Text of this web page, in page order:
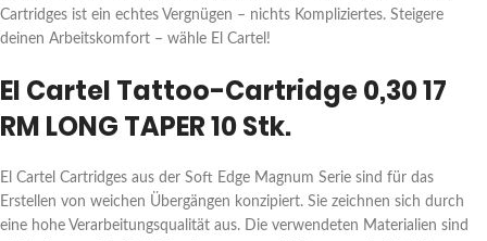
Cartridges ist ein echtes Vergnügen – nichts Kompliziertes. Steigere
deinen Arbeitskomfort – wähle El Cartel!
El Cartel Tattoo-Cartridge 0,30 17
RM LONG TAPER 10 Stk.
El Cartel Cartridges aus der Soft Edge Magnum Serie sind für das
Erstellen von weichen Übergängen konzipiert. Sie zeichnen sich durch
eine hohe Verarbeitungsqualität aus. Die verwendeten Materialien sind